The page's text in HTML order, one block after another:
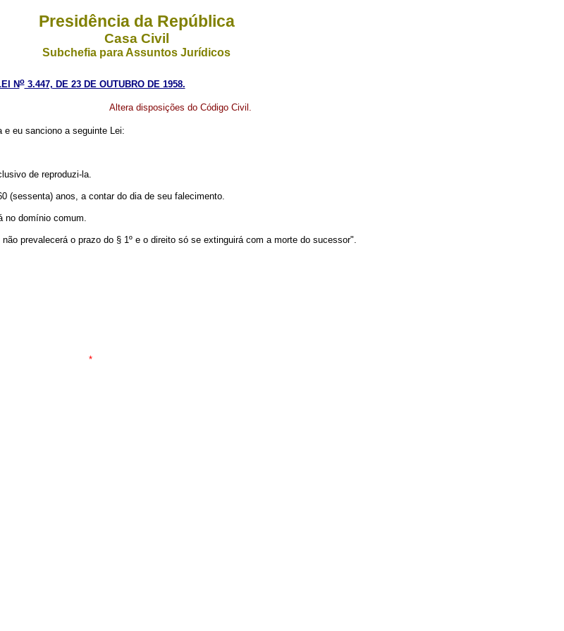
Presidência da República
Casa Civil
Subchefia para Assuntos Jurídicos
No3.447, DE 23 DE OUTUBRO DE 1958.
Altera disposições do Código Civil.
e eu sanciono a seguinte Lei:
de reproduzi-la.
(sessenta) anos, a contar do dia de seu falecimento.
no domínio comum.
prevalecerá o prazo do § 1º e o direito só se extinguirá com a morte do sucessor".
*